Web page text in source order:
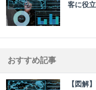
客に役
おすすめ記事
【図解